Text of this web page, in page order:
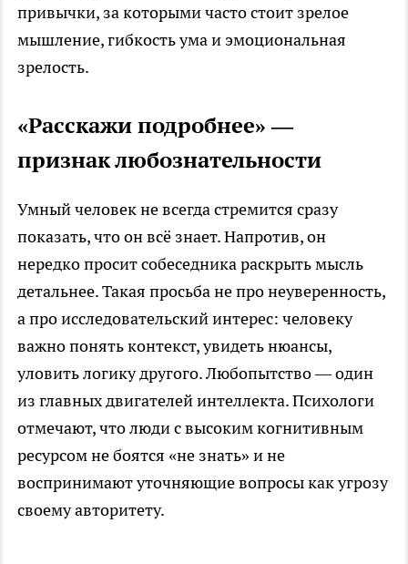
привычки, за которыми часто стоит зрелое
мышление, гибкость ума и эмоциональная
зрелость.
«Расскажи подробнее» —
признак любознательности
Умный человек не всегда стремится сразу
показать, что он всё знает. Напротив, он
нередко просит собеседника раскрыть мысль
детальнее. Такая просьба не про неуверенность,
а про исследовательский интерес: человеку
важно понять контекст, увидеть нюансы,
уловить логику другого. Любопытство — один
из главных двигателей интеллекта. Психологи
отмечают, что люди с высоким когнитивным
ресурсом не боятся «не знать» и не
воспринимают уточняющие вопросы как угрозу
своему авторитету.